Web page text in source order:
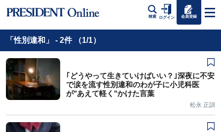
検索 ログイン 会員登録
「性別違和」 - 2件 （1/1）
｢どうやって生きていけばいい？｣深夜に不安
で涙を流す性別違和のわが子に小児科医
が"あえて軽く"かけた言葉
松永 正訓